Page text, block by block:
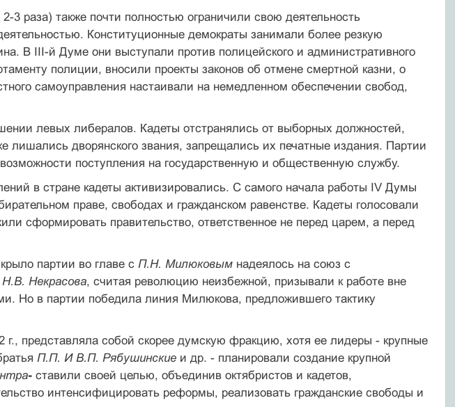
3 раза) также почти полностью ограничили свою деятельность
Конституционные демократы занимали более резкую
В III-й Думе они выступали против полицейского и административного
полиции, вносили проекты законов об отмене смертной казни, о
самоуправления настаивали на немедленном обеспечении свобод,
левых либералов. Кадеты отстранялись от выборных должностей,
лишались дворянского звания, запрещались их печатные издания. Партии
поступления на государственную и общественную службу.
в стране кадеты активизировались. С самого начала работы IV Думы
праве, свободах и гражданском равенстве. Кадеты голосовали
сформировать правительство, ответственное не перед царем, а перед
партии во главе с П.Н. Милюковымнадеялось на союз с
Н.В. Некрасова, считая революцию неизбежной, призывали к работе вне
Но в партии победила линия Милюкова, предложившего тактику
г., представляла собой скорее думскую фракцию, хотя ее лидеры - крупные
П.П. И В.П. Рябушинскиеи др. - планировали создание крупной
-ставили своей целью, объединив октябристов и кадетов,
интенсифицировать реформы, реализовать гражданские свободы и